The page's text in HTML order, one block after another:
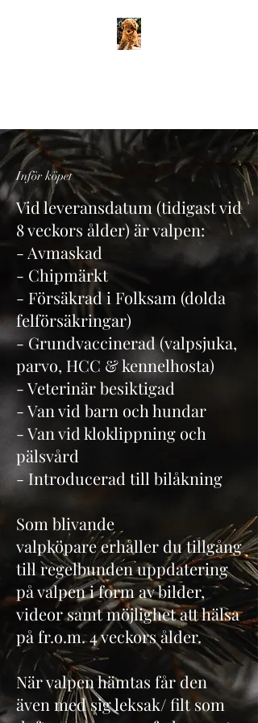
Inför köpet
Vid leveransdatum (tidigast vid
8 veckors ålder) är valpen:
- Avmaskad
- Chipmärkt
- Försäkrad i Folksam (dolda
felförsäkringar)
- Grundvaccinerad (valpsjuka,
parvo, HCC & kennelhosta)
- Veterinär besiktigad
- Van vid barn och hundar
- Van vid kloklippning och
pälsvård
- Introducerad till bilåkning
Som blivande
valpköpare erhåller du tillgång
till regelbunden uppdatering
på valpen i form av bilder,
videor samt möjlighet att hälsa
på fr.o.m. 4 veckors ålder.
När valpen hämtas får den
även med sig leksak/ filt som